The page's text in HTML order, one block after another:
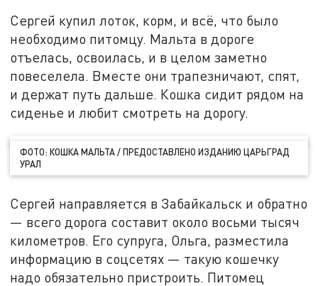
Сергей купил лоток, корм, и всё, что было
необходимо питомцу. Мальта в дороге
отъелась, освоилась, и в целом заметно
повеселела. Вместе они трапезничают, спят,
и держат путь дальше. Кошка сидит рядом на
сиденье и любит смотреть на дорогу.
ФОТО: КОШКА МАЛЬТА / ПРЕДОСТАВЛЕНО ИЗДАНИЮ ЦАРЬГРАД
УРАЛ
Сергей направляется в Забайкальск и обратно
— всего дорога составит около восьми тысяч
километров. Его супруга, Ольга, разместила
информацию в соцсетях — такую кошечку
надо обязательно пристроить. Питомец